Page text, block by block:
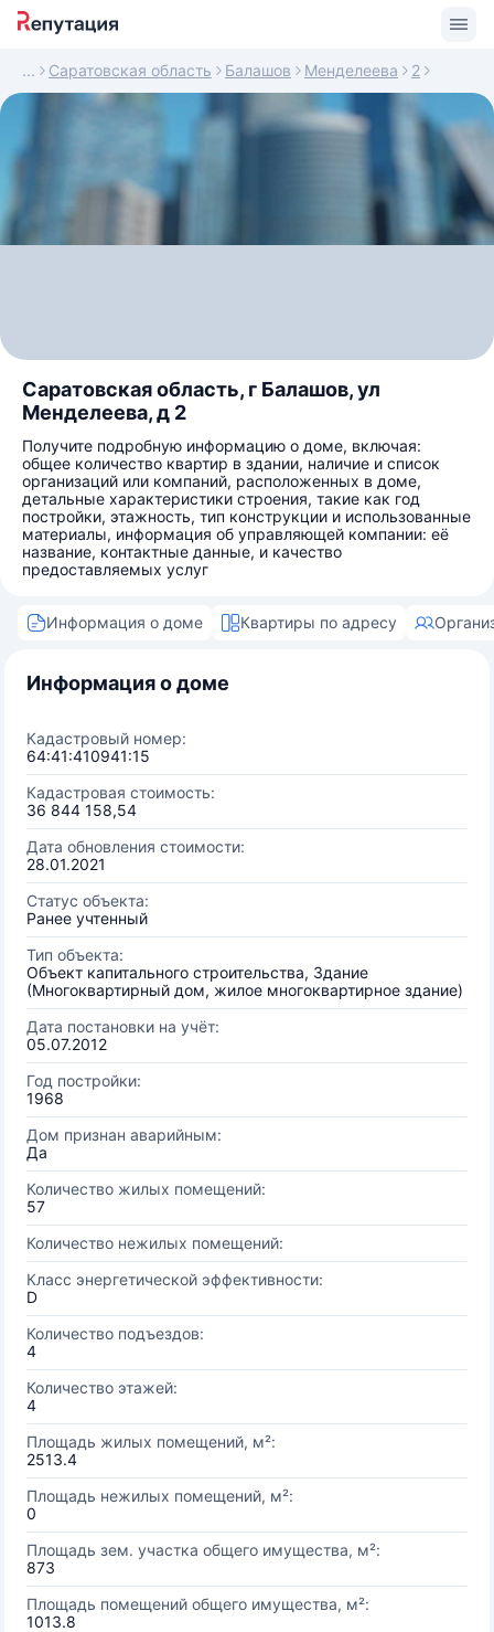
Саратовская область Балашов Менделеева 2
Саратовская область, г Балашов, ул
Менделеева, д 2
Получите подробную информацию о доме, включая:
общее количество квартир в здании, наличие и список
организаций или компаний, расположенных в доме,
детальные характеристики строения, такие как год
постройки, этажность, тип конструкции и использованные
материалы, информация об управляющей компании: её
название, контактные данные, и качество
предоставляемых услуг
Информация о доме Квартиры по адресу
Информация о доме
Кадастровый номер:
64:41:410941:15
Кадастровая стоимость:
36 844 158,54
Дата обновления стоимости:
28.01.2021
Статус объекта:
Ранее учтенный
Тип объекта:
Объект капитального строительства, Здание
(Многоквартирный дом, жилое многоквартирное здание)
Дата постановки на учёт:
05.07.2012
Год постройки:
1968
Дом признан аварийным:
Да
Количество жилых помещений:
57
Количество нежилых помещений:
Класс энергетической эффективности:
D
Количество подъездов:
4
Количество этажей:
4
Площадь жилых помещений, м²:
2513.4
Площадь нежилых помещений, м²:
0
Площадь зем. участка общего имущества, м²:
873
Площадь помещений общего имущества, м²:
1013.8